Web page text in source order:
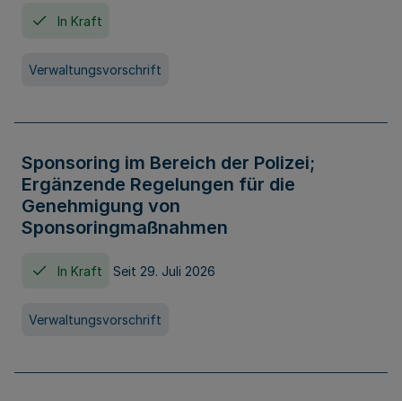
In Kraft
Verwaltungsvorschrift
Sponsoring im Bereich der Polizei;
Ergänzende Regelungen für die
Genehmigung von
Sponsoringmaßnahmen
In Kraft Seit 29. Juli 2026
Verwaltungsvorschrift